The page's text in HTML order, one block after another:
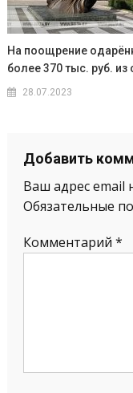
На поощрение
более 370 тыс. руб.
28.07.2023
Добавить
Ваш адрес email
Обязательные
Комментарий *